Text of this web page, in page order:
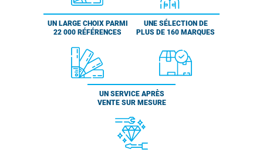
UN LARGE CHOIX PARMI
22 000 RÉFÉRENCES
UNE SÉLECTION DE
PLUS DE 160 MARQUES
UN SERVICE APRÈS
VENTE SUR MESURE